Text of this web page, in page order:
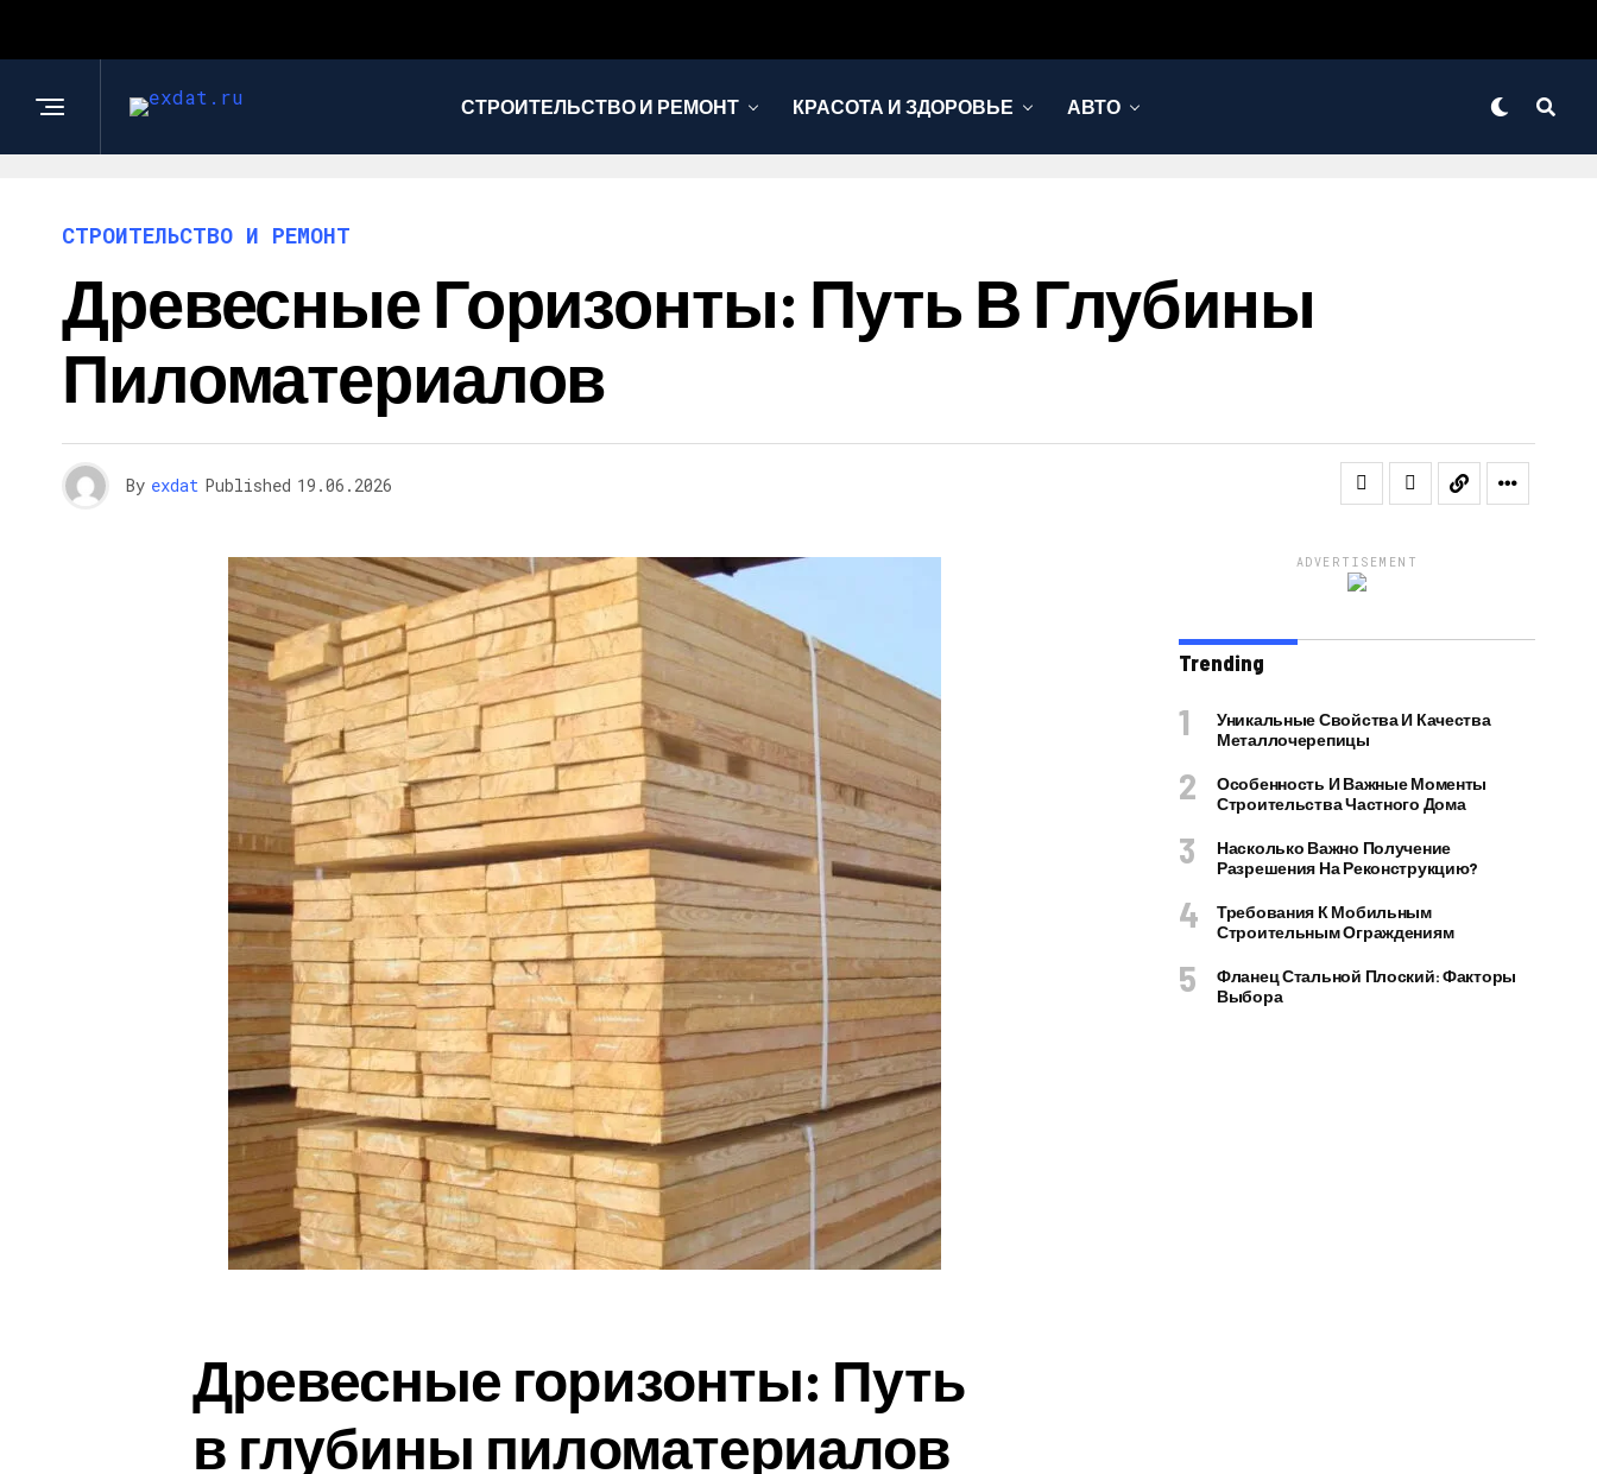
СТРОИТЕЛЬСТВО И РЕМОНТ КРАСОТА И ЗДОРОВЬЕ АВТО
СТРОИТЕЛЬСТВО И РЕМОНТ
Древесные Горизонты: Путь В Глубины
Пиломатериалов
By exdat Published 19.06.2026
Древесные горизонты: Путь
в глубины пиломатериалов
ADVERTISEMENT
Trending
Уникальные Свойства И Качества
Металлочерепицы
Особенность И Важные Моменты
Строительства Частного Дома
Насколько Важно Получение
Разрешения На Реконструкцию?
Требования К Мобильным
Строительным Ограждениям
Фланец Стальной Плоский: Факторы
Выбора